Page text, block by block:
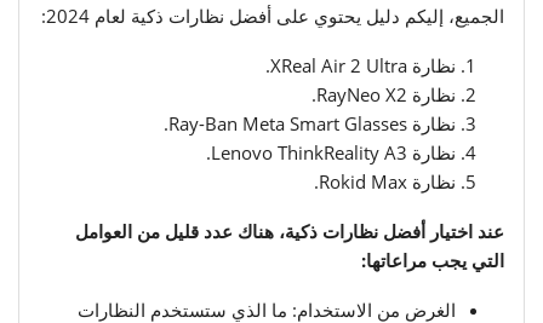
الجميع، إليكم دليل يحتوي على أفضل نظارات ذكية لعام 2024:
نظارة XReal Air 2 Ultra.
نظارة RayNeo X2.
نظارة Ray-Ban Meta Smart Glasses.
نظارة Lenovo ThinkReality A3.
نظارة Rokid Max.
عند اختيار أفضل نظارات ذكية، هناك عدد قليل من العوامل
التي يجب مراعاتها:
الغرض من الاستخدام: ما الذي ستستخدم النظارات